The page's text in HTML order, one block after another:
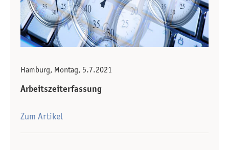
Hamburg, Montag, 5.7.2021
Arbeitszeiterfassung
Zum Artikel